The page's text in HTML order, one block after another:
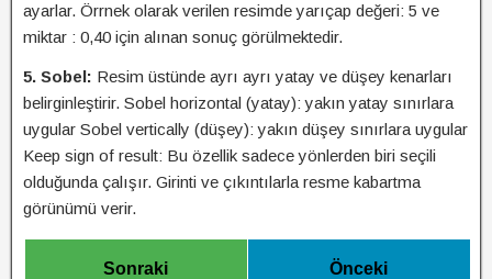
ayarlar. Örrnek olarak verilen resimde yarıçap değeri: 5 ve
miktar : 0,40 için alınan sonuç görülmektedir.
5. Sobel: Resim üstünde ayrı ayrı yatay ve düşey kenarları
belirginleştirir. Sobel horizontal (yatay): yakın yatay sınırlara
uygular Sobel vertically (düşey): yakın düşey sınırlara uygular
Keep sign of result: Bu özellik sadece yönlerden biri seçili
olduğunda çalışır. Girinti ve çıkıntılarla resme kabartma
görünümü verir.
Sonraki Önceki